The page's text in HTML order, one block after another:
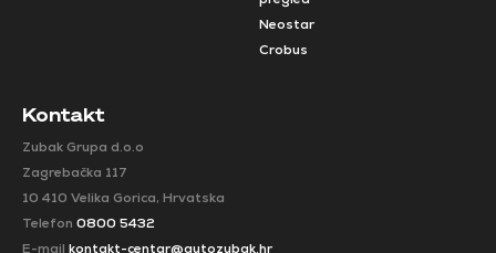
Neostar
Crobus
Kontakt
Zubak Grupa d.o.o
Zagrebačka 117
10 410 Velika Gorica, Hrvatska
Telefon 0800 5432
E-mail kontakt-centar@autozubak.hr